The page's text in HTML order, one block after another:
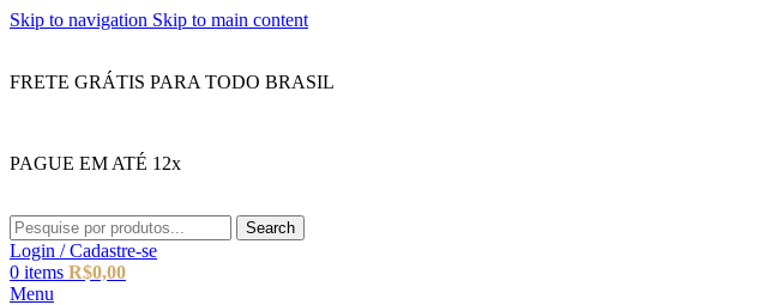
Skip to navigation Skip to main content
FRETE GRÁTIS PARA TODO BRASIL
PAGUE EM ATÉ 12x
Search
Login / Cadastre-se
0 items R$0,00
Menu